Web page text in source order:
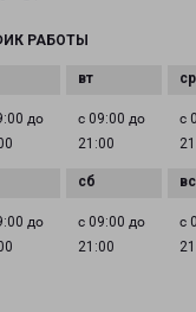
РАБОТЫ
до
с 09:00 до
21:00
с
до
с 09:00 до
21:00
с